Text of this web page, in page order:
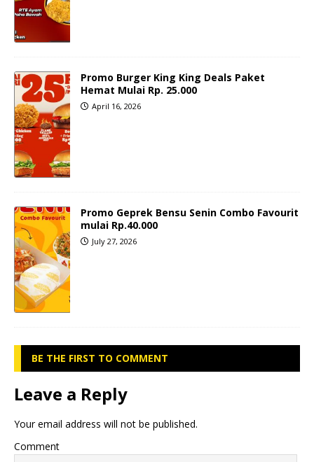
Promo Burger King King Deals Paket
Hemat Mulai Rp. 25.000
April 16, 2026
Promo Geprek Bensu Senin Combo Favourit
mulai Rp.40.000
July 27, 2026
BE THE FIRST TO COMMENT
Leave a Reply
Your email address will not be published.
Comment